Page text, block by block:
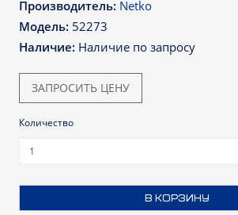
Производитель: Netko
Модель: 52273
Наличие: Наличие по запросу
ЗАПРОСИТЬ ЦЕНУ
Количество
В КОРЗИНУ